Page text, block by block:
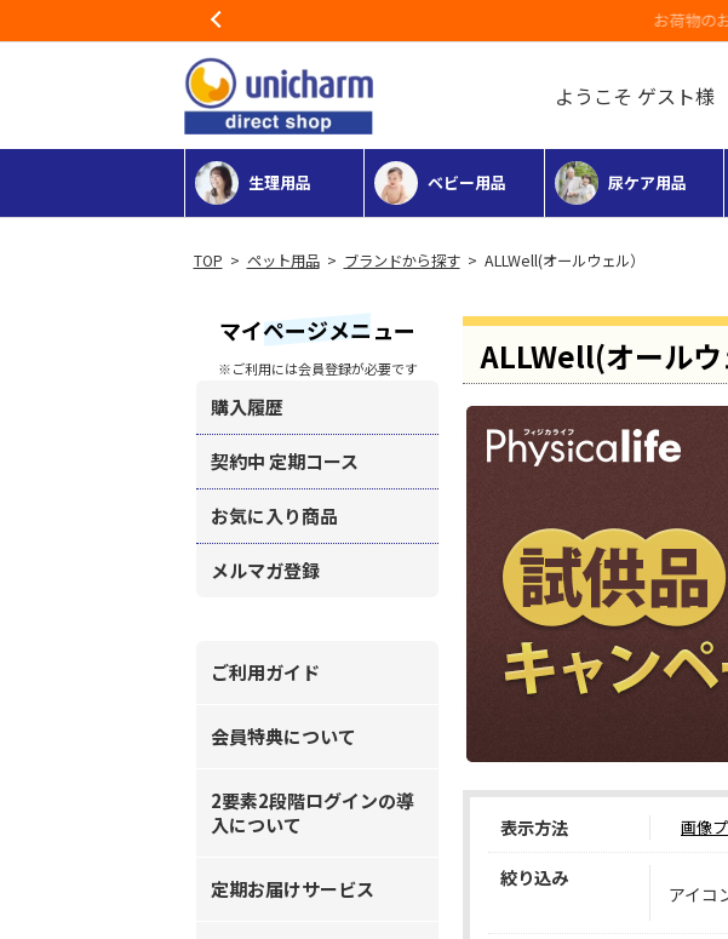
お荷物のお
ようこそ ゲスト様
生理用品 ベビー用品 尿ケア用品
> ペット用品> ブランドから探す> ALLWell(オールウェル）
マイページメニュー
※ご利用には会員登録が必要です
購入履歴
契約中 定期コース
お気に入り商品
メルマガ登録
ご利用ガイド
会員特典について
2要素2段階ログインの導
入について
定期お届けサービス
ALLWell(オールウ
表示方法 画像
絞り込み
アイコ